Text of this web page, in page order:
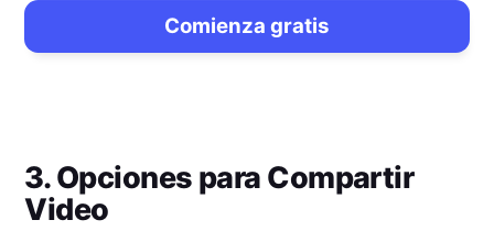
Comienza gratis
3. Opciones para Compartir
Video